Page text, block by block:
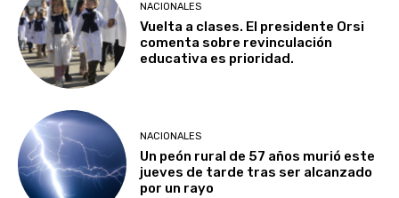
NACIONALES
Vuelta a clases. El presidente Orsi
comenta sobre revinculación
educativa es prioridad.
NACIONALES
Un peón rural de 57 años murió este
jueves de tarde tras ser alcanzado
por un rayo